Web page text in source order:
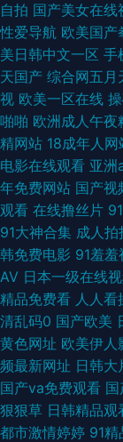
色视频一六九区 日韩
利午夜95 欧美女自
黄色小视频网站 欧
国产又粗又大 欧美
操B 伊人开心网221
频 成人欧美日韩 免
网 亚洲黄色hfh 91黑
人 大香蕉母伦理 久
丝av在线网站 日韩
第一福利 午夜国产
自拍 国产美女在线
性爱导航 欧美国产
美日韩中文一区 手
天国产 综合网五月
视 欧美一区在线
啪啪 欧洲成人午夜
精网站 18成年人网
电影在线观看 亚洲
年免费网站 国产视
观看 在线撸丝片
91大神合集 成人拍
韩免费电影 91羞羞
AV 日本一级在线
精品免费看 人人看
清乱码0 国产欧美
黄色网址 欧美伊人
频最新网址 日韩大
国产va免费观看
狠狠草 日韩精品观
都市激情婷婷 91精